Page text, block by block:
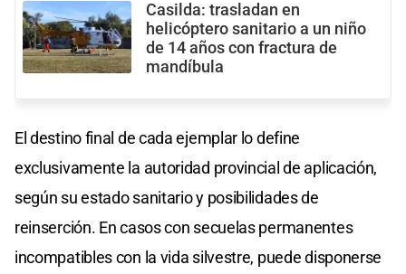
Casilda: trasladan en
helicóptero sanitario a un niño
de 14 años con fractura de
mandíbula
El destino final de cada ejemplar lo define
exclusivamente la autoridad provincial de aplicación,
según su estado sanitario y posibilidades de
reinserción. En casos con secuelas permanentes
incompatibles con la vida silvestre, puede disponerse